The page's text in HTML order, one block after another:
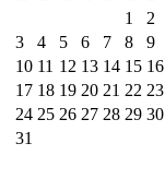
1
2
3
4 5 6 7 8
9
10 11 12 13 14 15 16
17 18 19 20 21 22 23
24 25 26 27 28 29 30
31